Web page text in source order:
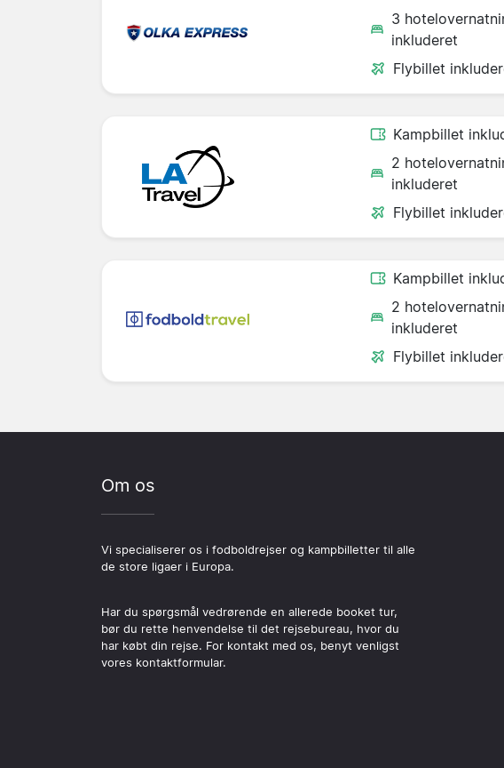
3
inkluderet
Flybillet
Kampbillet
2
inkluderet
Flybillet
Kampbillet
2
inkluderet
Flybillet
Om os
Vi specialiserer os i fodboldrejser og kampbilletter til alle
de store ligaer i Europa.
Har du spørgsmål vedrørende en allerede booket tur,
bør du rette henvendelse til det rejsebureau, hvor du
har købt din rejse. For kontakt med os, benyt venligst
vores kontaktformular.